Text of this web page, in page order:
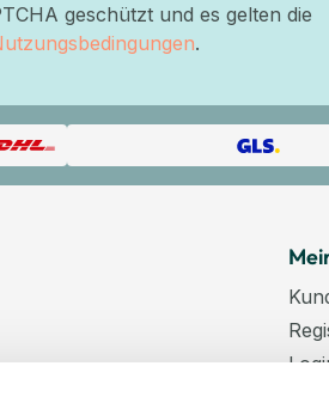
geschützt und es gelten die
.